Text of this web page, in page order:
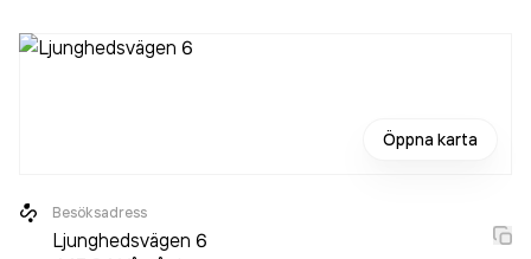
Öppna karta
Besöksadress
Ljunghedsvägen 6